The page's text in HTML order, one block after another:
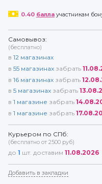
0.40 баллаучастникам
Самовывоз:
(бесплатно)
в 12 магазинах
в 55 магазинах забрать
в 16 магазинах забрать
в 5 магазинах забрать
в 1 магазине забрать
в 1 магазине забрать
Курьером по СПб:
(бесплатно от 2500 руб)
до 1 шт. доставим 11.08.2026
Добавить в закладки